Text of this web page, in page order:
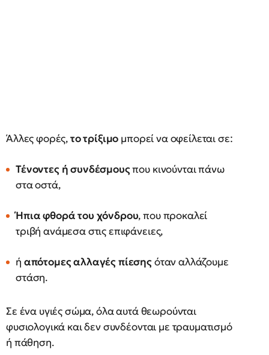
Άλλες φορές,το τρίξιμο μπορεί να οφείλεται σε:
Τένοντες ή συνδέσμουςπου κινούνται πάνω
στα οστά,
Ήπια φθορά του χόνδρου, που προκαλεί
τριβή ανάμεσα στις επιφάνειες,
ή απότομες αλλαγές πίεσηςόταν αλλάζουμε
στάση.
Σε ένα υγιές σώμα, όλα αυτά θεωρούνται
φυσιολογικά και δεν συνδέονται με τραυματισμό
ή πάθηση.